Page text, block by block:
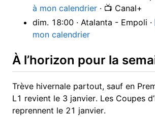
à mon calendrier · 📺 Canal+
dim. 18:00 · Atalanta - Empoli ·
mon calendrier
À l’horizon pour la
Trève hivernale partout, sauf en
L1 revient le 3 janvier. Les Coupes
reprennent le 21 janvier.